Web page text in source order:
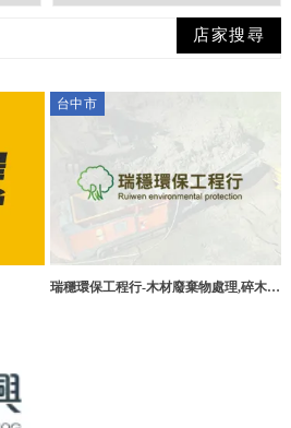
台中市
瑞穩環保工程行-木材廢棄物處理,碎木機